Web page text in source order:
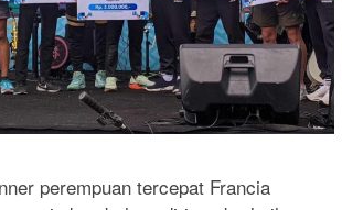
perempuan tercepat Francia